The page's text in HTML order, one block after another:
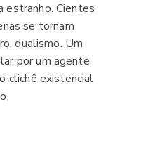
estranho. Cientes
se tornam
dualismo. Um
por um agente
clichê existencial